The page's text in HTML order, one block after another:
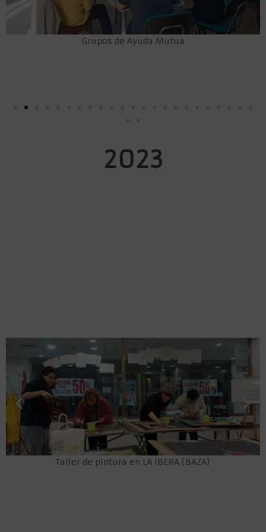
Grupos de Ayuda Mutua
2023
Taller de pintura en LA IBERA (BAZA)